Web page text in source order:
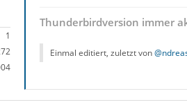
1
Thunderbirdversion immer
Einmal editiert, zuletzt von